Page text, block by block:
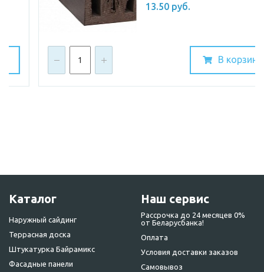
13.50 руб.
В корзину
Каталог
Наружный сайдинг
Террасная доска
Штукатурка Байрамикс
Фасадные панели
Наш сервис
Рассрочка до 24 месяцев 0%
от Беларусбанка!
Оплата
Условия доставки заказов
Самовывоз